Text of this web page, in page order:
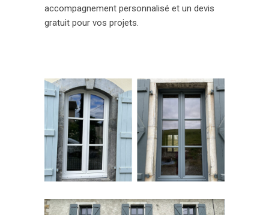
accompagnement personnalisé et un devis
gratuit pour vos projets.